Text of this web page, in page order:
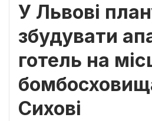
У Львові
збудувати
готель на
Сихові